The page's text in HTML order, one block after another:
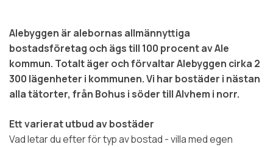
Alebyggen är alebornas allmännyttiga
bostadsföretag och ägs till 100 procent av Ale
kommun. Totalt äger och förvaltar Alebyggen cirka 2
300 lägenheter i kommunen. Vi har bostäder i nästan
alla tätorter, från Bohus i söder till Alvhem i norr.
Ett varierat utbud av bostäder
Vad letar du efter för typ av bostad - villa med egen